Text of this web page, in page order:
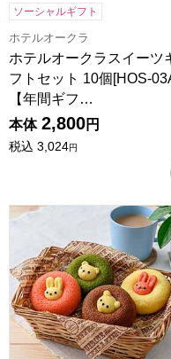
ソーシャルギフト
ホテルオークラ
ホテルオークラスイーツ
フトセット 10個[HOS-
【年間ギフ…
本体 2,800円
税込 3,024円
アニマルドーナツ 6個